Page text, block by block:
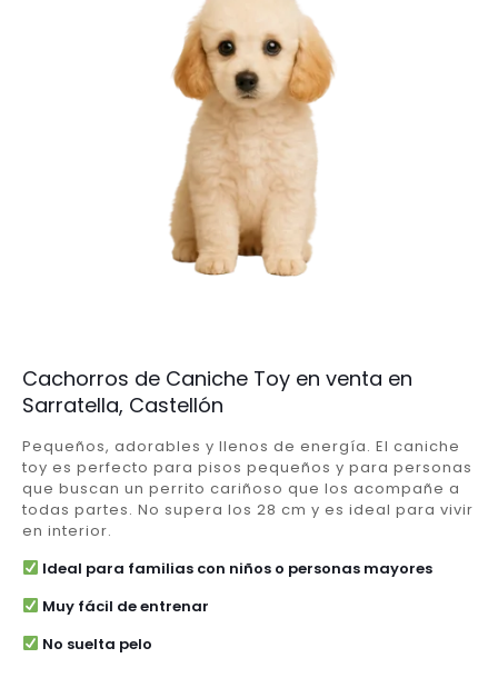
Cachorros de Caniche Toy en venta en
Sarratella, Castellón
Pequeños, adorables y llenos de energía. El caniche
toy es perfecto para pisos pequeños y para personas
que buscan un perrito cariñoso que los acompañe a
todas partes. No supera los 28 cm y es ideal para vivir
en interior.
Ideal para familias con niños o personas mayores
Muy fácil de entrenar
No suelta pelo